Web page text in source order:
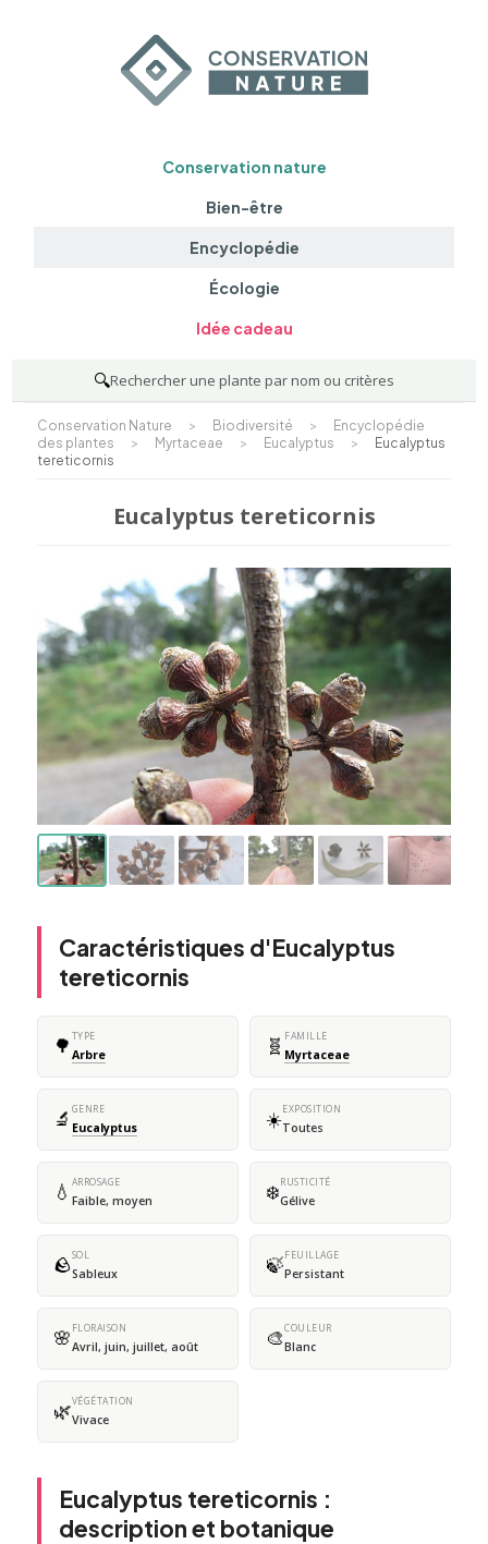
Conservation nature
Bien-être
Encyclopédie
Écologie
Idée cadeau
🔍Rechercher une plante par nom ou critères
Conservation Nature > Biodiversité >
Encyclopédie
des plantes
> Myrtaceae > Eucalyptus >
Eucalyptus
tereticornis
Eucalyptus tereticornis
Caractéristiques d'Eucalyptus
tereticornis
🌳 TYPE
Arbre 🧬 FAMILLE
Myrtaceae
🔬 GENRE
Eucalyptus ☀️EXPOSITION
Toutes
💧 ARROSAGE
Faible, moyen ❄️RUSTICITÉ
Gélive
🪨SOL
Sableux 🍃FEUILLAGE
Persistant
🌸 FLORAISON
Avril, juin, juillet, août 🎨COULEUR
Blanc
🌿VÉGÉTATION
Vivace
Eucalyptus tereticornis :
description et botanique